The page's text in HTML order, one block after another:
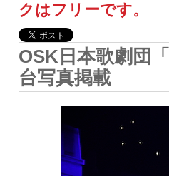
クはフリーです。
OSK日本歌劇団
台写真掲載